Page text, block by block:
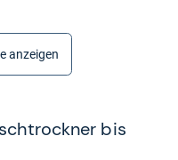
anzeigen
bis